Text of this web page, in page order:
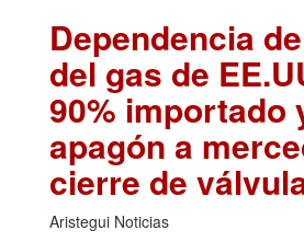
Dependencia
del gas de
90% importado
apagón a
cierre de
Aristegui Noticias